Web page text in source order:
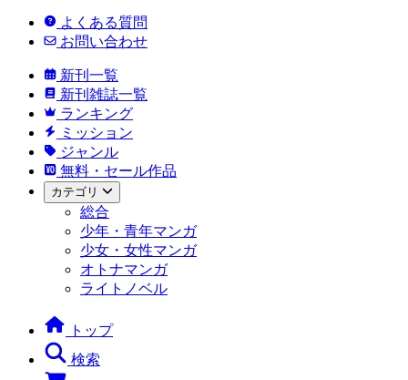
よくある質問
お問い合わせ
新刊一覧
新刊雑誌一覧
ランキング
ミッション
ジャンル
無料・セール作品
カテゴリ
総合
少年・青年マンガ
少女・女性マンガ
オトナマンガ
ライトノベル
トップ
検索